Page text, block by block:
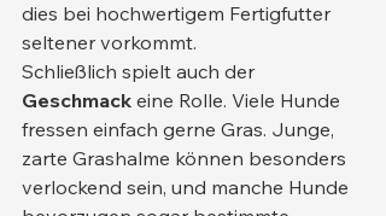
dies bei hochwertigem Fertigfutter
seltener vorkommt.
Schließlich spielt auch der
Geschmack eine Rolle. Viele Hunde
fressen einfach gerne Gras. Junge,
zarte Grashalme können besonders
verlockend sein, und manche Hunde